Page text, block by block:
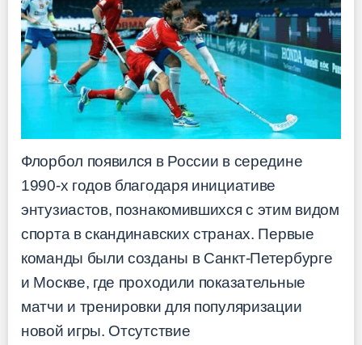
Флорбол появился в России в середине
1990-х годов благодаря инициативе
энтузиастов, познакомившихся с этим видом
спорта в скандинавских странах. Первые
команды были созданы в Санкт-Петербурге
и Москве, где проходили показательные
матчи и тренировки для популяризации
новой игры. Отсутствие